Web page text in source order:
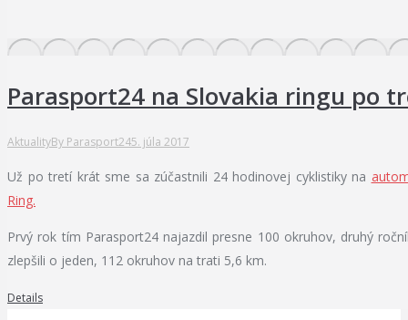
Parasport24 na Slovakia ringu po
AktualityBy Parasport245. júla 2017
Už po tretí krát sme sa zúčastnili 24 hodinovej cyklistiky na
Ring.
Prvý rok tím Parasport24 najazdil presne 100 okruhov, druhý
zlepšili o jeden, 112 okruhov na trati 5,6 km.
Details